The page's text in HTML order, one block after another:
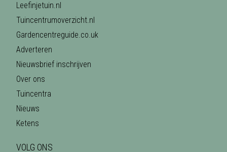
Leefinjetuin.nl
Tuincentrumoverzicht.nl
Gardencentreguide.co.uk
Adverteren
Nieuwsbrief inschrijven
Over ons
Tuincentra
Nieuws
Ketens
VOLG ONS